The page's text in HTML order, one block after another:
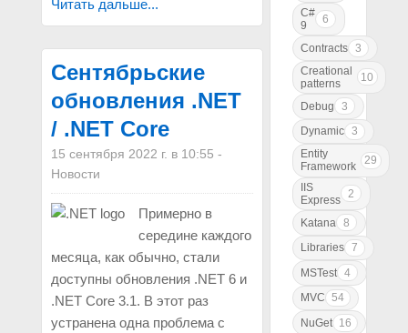
Читать дальше...
Сентябрьские
обновления .NET
/ .NET Core
15 сентября 2022 г. в 10:55 -
Новости
Примерно в
середине каждого
месяца, как обычно, стали
доступны обновления .NET 6 и
.NET Core 3.1. В этот раз
устранена одна проблема с
C#
9
6
Contracts 3
Creational
patterns
10
Debug
3
Dynamic 3
Entity
Framework
29
IIS
Express
2
Katana
8
Libraries 7
MSTest 4
MVC 54
NuGet 16